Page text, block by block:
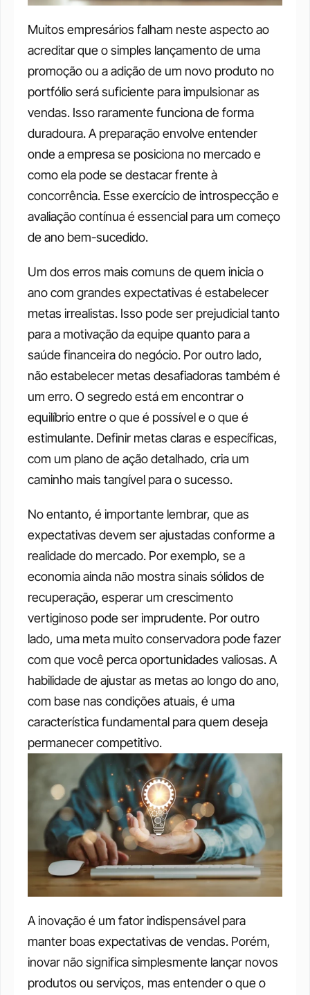
Muitos empresários falham neste aspecto ao
acreditar que o simples lançamento de uma
promoção ou a adição de um novo produto no
portfólio será suficiente para impulsionar as
vendas. Isso raramente funciona de forma
duradoura. A preparação envolve entender
onde a empresa se posiciona no mercado e
como ela pode se destacar frente à
concorrência. Esse exercício de introspecção e
avaliação contínua é essencial para um começo
de ano bem-sucedido.
Um dos erros mais comuns de quem inicia o
ano com grandes expectativas é estabelecer
metas irrealistas. Isso pode ser prejudicial tanto
para a motivação da equipe quanto para a
saúde financeira do negócio. Por outro lado,
não estabelecer metas desafiadoras também é
um erro. O segredo está em encontrar o
equilíbrio entre o que é possível e o que é
estimulante. Definir metas claras e específicas,
com um plano de ação detalhado, cria um
caminho mais tangível para o sucesso.
No entanto, é importante lembrar, que as
expectativas devem ser ajustadas conforme a
realidade do mercado. Por exemplo, se a
economia ainda não mostra sinais sólidos de
recuperação, esperar um crescimento
vertiginoso pode ser imprudente. Por outro
lado, uma meta muito conservadora pode fazer
com que você perca oportunidades valiosas. A
habilidade de ajustar as metas ao longo do ano,
com base nas condições atuais, é uma
característica fundamental para quem deseja
permanecer competitivo.
A inovação é um fator indispensável para
manter boas expectativas de vendas. Porém,
inovar não significa simplesmente lançar novos
produtos ou serviços, mas entender o que o